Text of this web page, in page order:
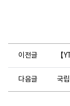
이전글 【
다음글 국